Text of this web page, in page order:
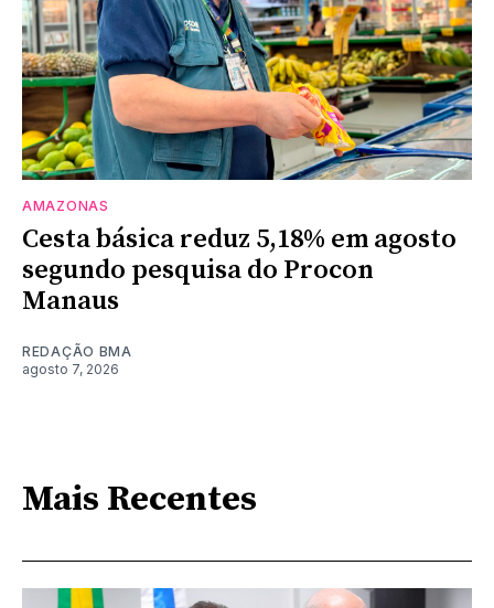
AMAZONAS
Cesta básica reduz 5,18% em agosto
segundo pesquisa do Procon
Manaus
REDAÇÃO BMA
agosto 7, 2026
Mais Recentes